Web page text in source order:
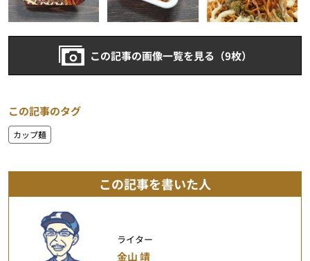
この記事の画像一覧を見る（9枚）
この記事のタグ
カップ麺
この記事を書いた人
ライター
金山 靖